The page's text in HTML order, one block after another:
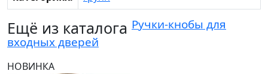
Ещё из каталога Ручки-кнобы для
входных дверей
НОВИНКА